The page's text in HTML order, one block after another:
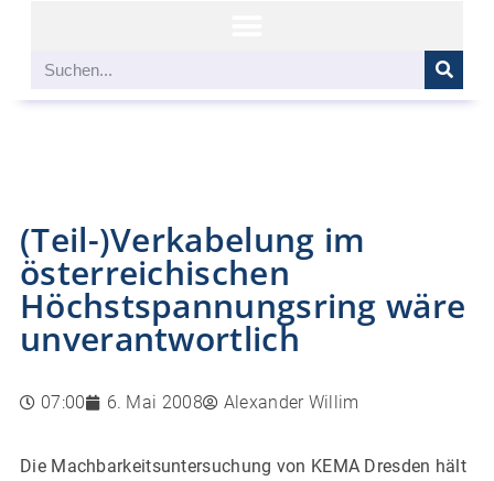
(Teil-)Verkabelung im
österreichischen
Höchstspannungsring wäre
unverantwortlich
07:00 6. Mai 2008 Alexander Willim
Die Machbarkeitsuntersuchung von KEMA Dresden hält